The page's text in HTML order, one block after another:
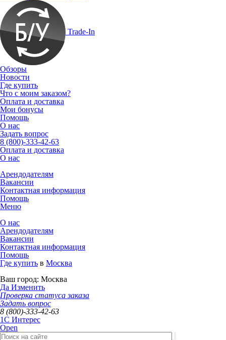
Trade-In
Обзоры
Новости
Где купить
Что с моим заказом?
Оплата и доставка
Мои бонусы
Помощь
О нас
Задать вопрос
8 (800)-333-42-63
Оплата и доставка
О нас
Арендодателям
Вакансии
Контактная информация
Помощь
Меню
О нас
Арендодателям
Вакансии
Контактная информация
Помощь
Где купить в Москва
Ваш город: Москва
Да Изменить
Проверка статуса заказа
Задать вопрос
8 (800)-333-42-63
1C Интерес
Open